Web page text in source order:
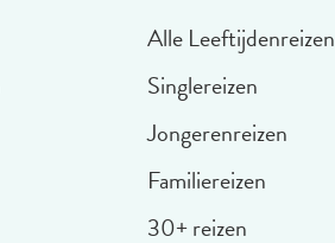
Alle Leeftijdenreizen
Singlereizen
Jongerenreizen
Familiereizen
30+ reizen